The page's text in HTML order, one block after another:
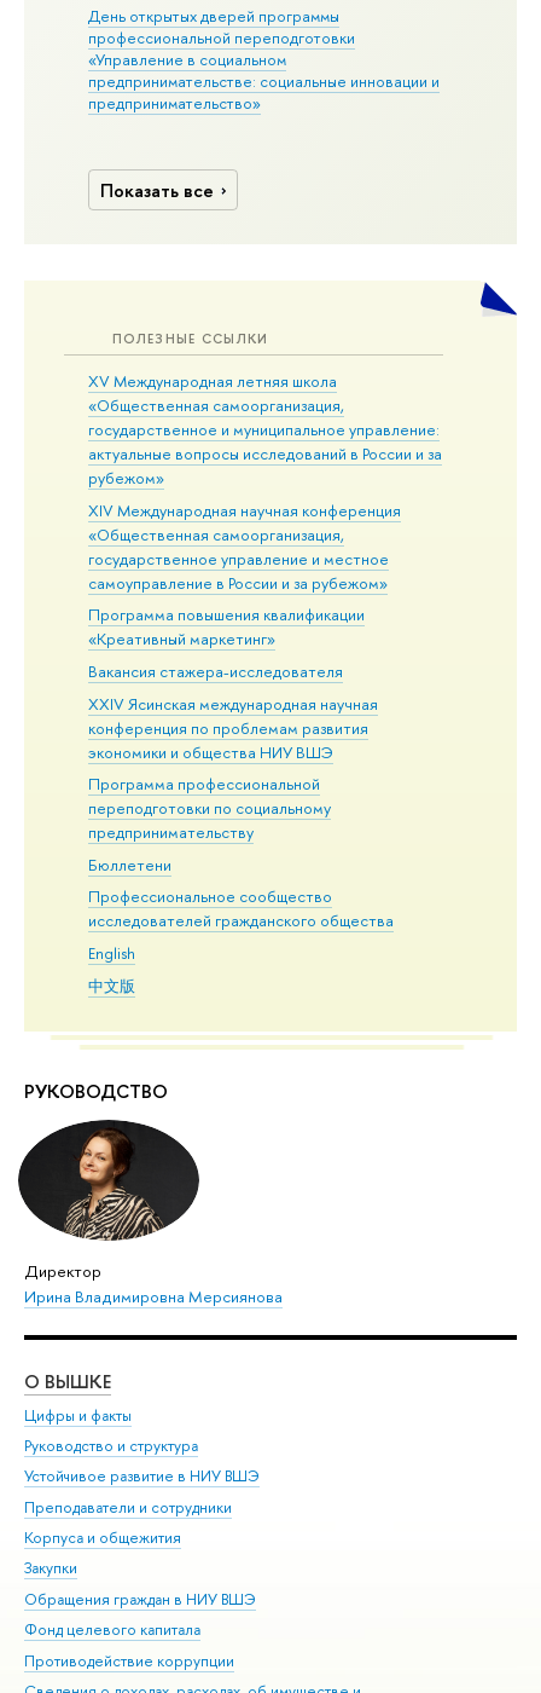
День открытых дверей программы
профессиональной переподготовки
«Управление в социальном
предпринимательстве: социальные инновации и
предпринимательство»
Показать все
ПОЛЕЗНЫЕ ССЫЛКИ
XV Международная летняя школа
«Общественная самоорганизация,
государственное и муниципальное управление:
актуальные вопросы исследований в России и за
рубежом»
XIV Международная научная конференция
«Общественная самоорганизация,
государственное управление и местное
самоуправление в России и за рубежом»
Программа повышения квалификации
«Креативный маркетинг»
Вакансия стажера-исследователя
XXIV Ясинская международная научная
конференция по проблемам развития
экономики и общества НИУ ВШЭ
Программа профессиональной
переподготовки по социальному
предпринимательству
Бюллетени
Профессиональное сообщество
исследователей гражданского общества
English
中文版
РУКОВОДСТВО
Директор
Ирина Владимировна Мерсиянова
О ВЫШКЕ
Цифры и факты
Руководство и структура
Устойчивое развитие в НИУ ВШЭ
Преподаватели и сотрудники
Корпуса и общежития
Закупки
Обращения граждан в НИУ ВШЭ
Фонд целевого капитала
Противодействие коррупции